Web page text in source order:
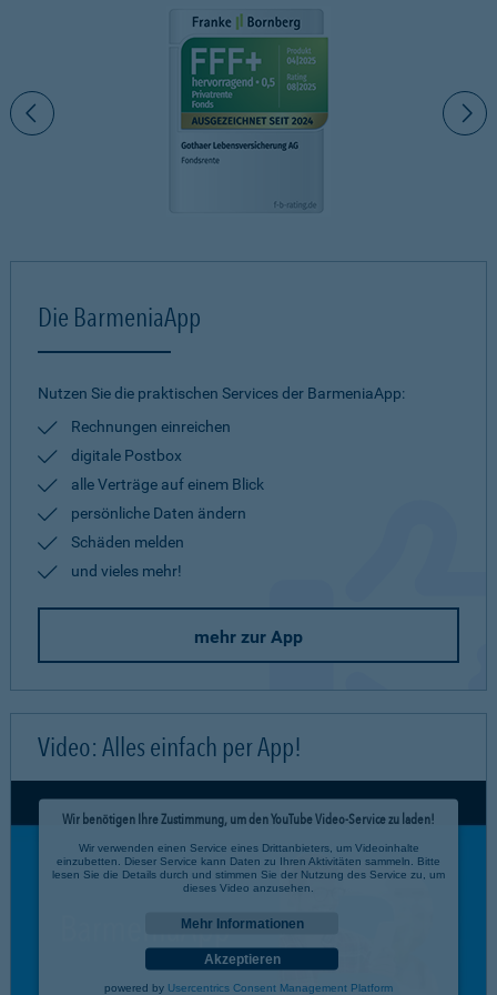
Die BarmeniaApp
Nutzen Sie die praktischen Services der BarmeniaApp:
Rechnungen einreichen
digitale Postbox
alle Verträge auf einem Blick
persönliche Daten ändern
Schäden melden
und vieles mehr!
mehr zur App
Video: Alles einfach per App!
Wir benötigen Ihre Zustimmung, um den YouTube Video-Service zu laden!
Wir verwenden einen Service eines Drittanbieters, um Videoinhalte
einzubetten. Dieser Service kann Daten zu Ihren Aktivitäten sammeln. Bitte
lesen Sie die Details durch und stimmen Sie der Nutzung des Service zu, um
dieses Video anzusehen.
Mehr Informationen
Akzeptieren
powered by Usercentrics Consent Management Platform